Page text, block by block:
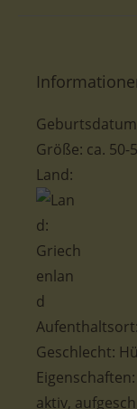
Größe: ca. 50-
Land:
Geschlecht:
aktiv,